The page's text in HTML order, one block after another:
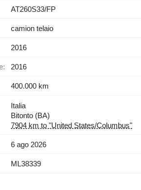
AT260S33/FP
camion telaio
2016
2016
400.000 km
Italia
Bitonto (BA)
7904 km to "United States/Columbus"
6 ago 2026
ML38339